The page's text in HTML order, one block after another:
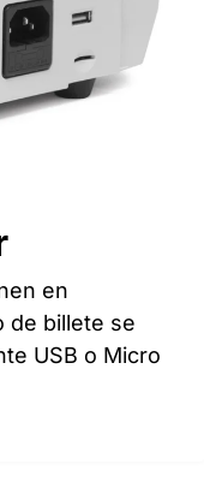
en
de billete se
USB o Micro